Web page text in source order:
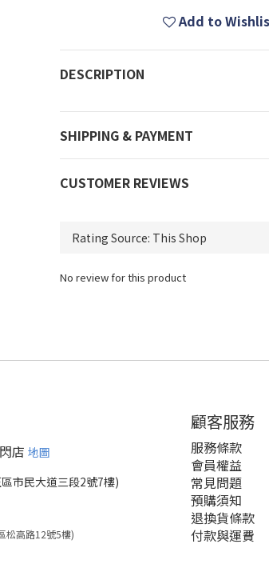
Add to
DESCRIPTION
SHIPPING & PAYMENT
CUSTOMER REVIEWS
No review for this product
店 地圖
市民大道三段2號7樓)
松高路12號5樓)
顧客服務
服務條款
會員權益
常見問題
預購須知
退換貨條款
付款與運費